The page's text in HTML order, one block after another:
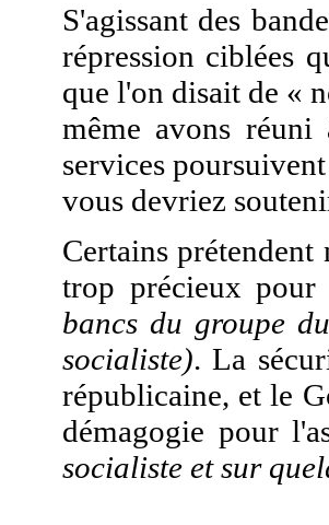
S'agissant des
répression ciblées
que l'on disait de «
même avons
services
vous devriez
Certains
trop précieux
bancs du groupe
socialiste). La
républicaine, et le
démagogie pour
socialiste et sur